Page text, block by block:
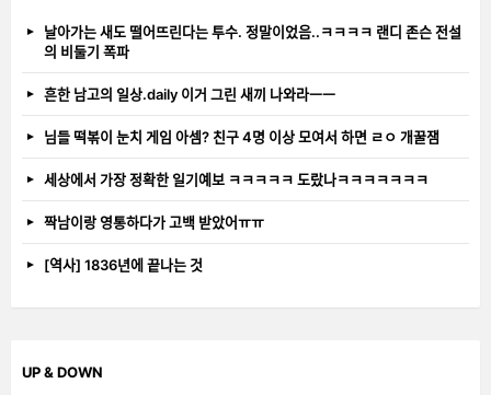
날아가는 새도 떨어뜨린다는 투수. 정말이었음..ㅋㅋㅋㅋ 랜디 존슨 전설
의 비둘기 폭파
흔한 남고의 일상.daily 이거 그린 새끼 나와라ㅡㅡ
님들 떡볶이 눈치 게임 아셈? 친구 4명 이상 모여서 하면 ㄹㅇ 개꿀잼
세상에서 가장 정확한 일기예보 ㅋㅋㅋㅋㅋ 도랐나ㅋㅋㅋㅋㅋㅋㅋ
짝남이랑 영통하다가 고백 받았어ㅠㅠ
[역사] 1836년에 끝나는 것
UP & DOWN